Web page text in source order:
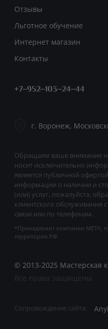
Обращаем ваше внимание
носит исключительно
является публичной
информации о наличии и
(или) услуг, пожалуйста,
клиентского
связи или по телефонам.
*Принадлежит компании META,
территории РФ
Отзывы
Льготное обучение
Интернет магазин
Контакты
© 2013-2025 Мастерская
Все права защищены.
+7‒952‒103‒24‒44
г. Воронеж,
Сопровождение сайта: